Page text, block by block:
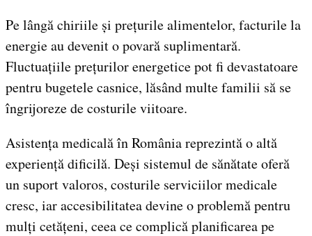
Pe lângă chiriile și prețurile alimentelor, facturile la
energie au devenit o povară suplimentară.
Fluctuațiile prețurilor energetice pot fi devastatoare
pentru bugetele casnice, lăsând multe familii să se
îngrijoreze de costurile viitoare.
Asistența medicală în România reprezintă o altă
experiență dificilă. Deși sistemul de sănătate oferă
un suport valoros, costurile serviciilor medicale
cresc, iar accesibilitatea devine o problemă pentru
mulți cetățeni, ceea ce complică planificarea pe